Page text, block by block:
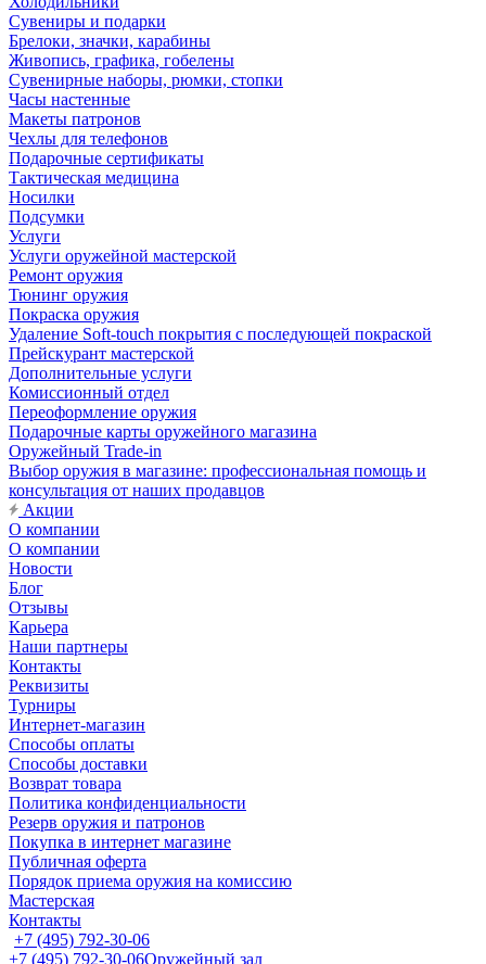
Сувениры и подарки
Брелоки, значки, карабины
Живопись, графика, гобелены
Сувенирные наборы, рюмки, стопки
Часы настенные
Макеты патронов
Чехлы для телефонов
Подарочные сертификаты
Тактическая медицина
Носилки
Подсумки
Услуги
Услуги оружейной мастерской
Ремонт оружия
Тюнинг оружия
Покраска оружия
Удаление Soft-touch покрытия с последующей покраской
Прейскурант мастерской
Дополнительные услуги
Комиссионный отдел
Переоформление оружия
Подарочные карты оружейного магазина
Оружейный Trade-in
Выбор оружия в магазине: профессиональная помощь и
консультация от наших продавцов
Акции
О компании
О компании
Новости
Блог
Отзывы
Карьера
Наши партнеры
Контакты
Реквизиты
Турниры
Интернет-магазин
Способы оплаты
Способы доставки
Возврат товара
Политика конфиденциальности
Резерв оружия и патронов
Покупка в интернет магазине
Публичная оферта
Порядок приема оружия на комиссию
Мастерская
Контакты
+7 (495) 792-30-06
+7 (495) 792-30-06Оружейный зал